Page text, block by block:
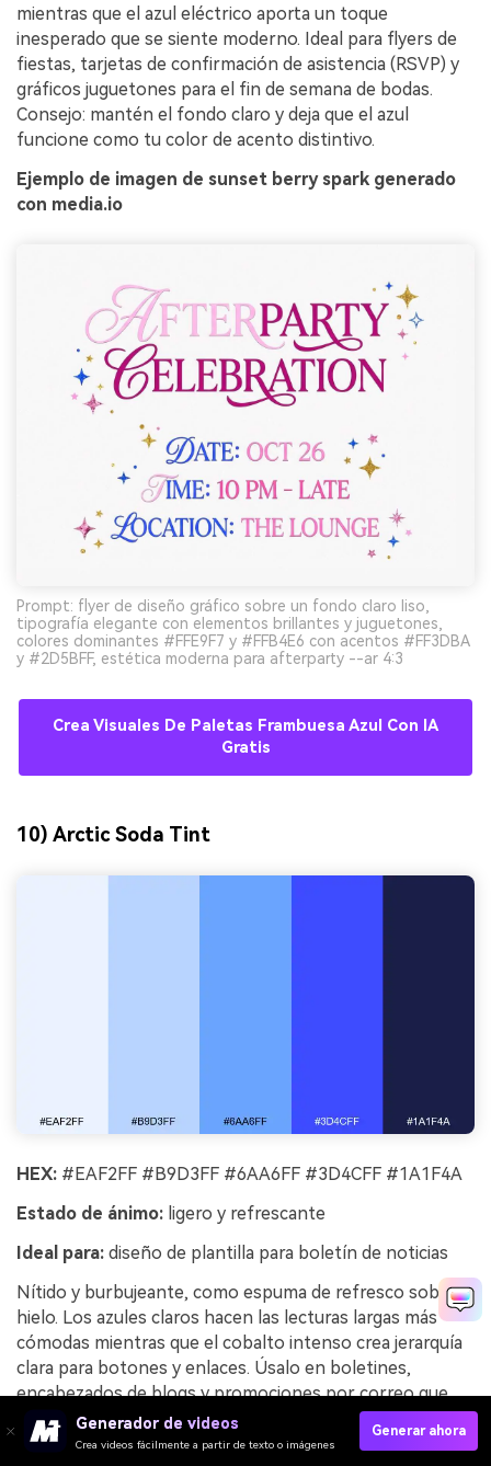
mientras que el azul eléctrico aporta un toque
inesperado que se siente moderno. Ideal para flyers de
fiestas, tarjetas de confirmación de asistencia (RSVP) y
gráficos juguetones para el fin de semana de bodas.
Consejo: mantén el fondo claro y deja que el azul
funcione como tu color de acento distintivo.
Ejemplo de imagen de sunset berry spark generado
con media.io
Prompt: flyer de diseño gráfico sobre un fondo claro liso,
tipografía elegante con elementos brillantes y juguetones,
colores dominantes #FFE9F7 y #FFB4E6 con acentos #FF3DBA
y #2D5BFF, estética moderna para afterparty --ar 4:3
Crea Visuales De Paletas Frambuesa Azul Con IA
Gratis
10) Arctic Soda Tint
HEX: #EAF2FF #B9D3FF #6AA6FF #3D4CFF #1A1F4A
Estado de ánimo: ligero y refrescante
Ideal para: diseño de plantilla para boletín de noticias
Nítido y burbujeante, como espuma de refresco sobre
hielo. Los azules claros hacen las lecturas largas más
cómodas mientras que el cobalto intenso crea jerarquía
clara para botones y enlaces. Úsalo en boletines,
encabezados de blogs y promociones por correo que
requieran un tono limpio y amigable. Consejo: configura
los enlaces en cobalto y utiliza el tono más oscuro para
Generador de videos
Crea videos fácilmente a partir de texto o imágenes
Generar ahora